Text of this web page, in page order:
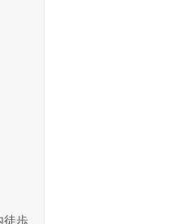
徒歩